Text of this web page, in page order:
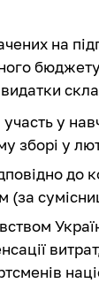
на
участь у
зборі у
до
(за